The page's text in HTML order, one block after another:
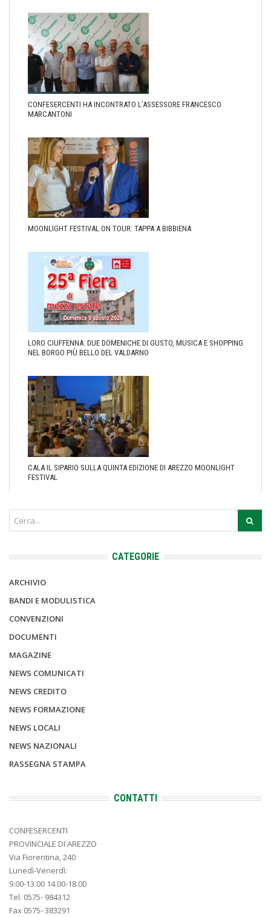
CONFESERCENTI HA INCONTRATO L’ASSESSORE FRANCESCO
MARCANTONI
MOONLIGHT FESTIVAL ON TOUR: TAPPA A BIBBIENA
LORO CIUFFENNA: DUE DOMENICHE DI GUSTO, MUSICA E SHOPPING
NEL BORGO PIÙ BELLO DEL VALDARNO
CALA IL SIPARIO SULLA QUINTA EDIZIONE DI AREZZO MOONLIGHT
FESTIVAL
CATEGORIE
ARCHIVIO
BANDI E MODULISTICA
CONVENZIONI
DOCUMENTI
MAGAZINE
NEWS COMUNICATI
NEWS CREDITO
NEWS FORMAZIONE
NEWS LOCALI
NEWS NAZIONALI
RASSEGNA STAMPA
CONTATTI
CONFESERCENTI
PROVINCIALE DI AREZZO
Via Fiorentina, 240
Lunedì-Venerdì:
9.00-13.00 14.00-18.00
Tel. 0575- 984312
Fax 0575- 383291